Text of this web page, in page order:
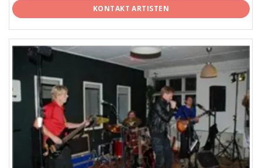
KONTAKT ARTISTEN